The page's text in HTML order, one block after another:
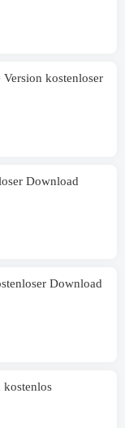
kostenloser
Download
Download
kostenlos